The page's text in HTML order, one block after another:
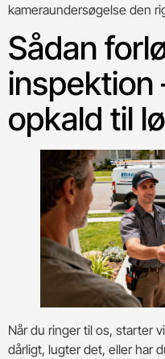
kameraundersøgelse den
Sådan
inspektion
opkald til
Når du ringer til os, starter
dårligt, lugter det, eller har